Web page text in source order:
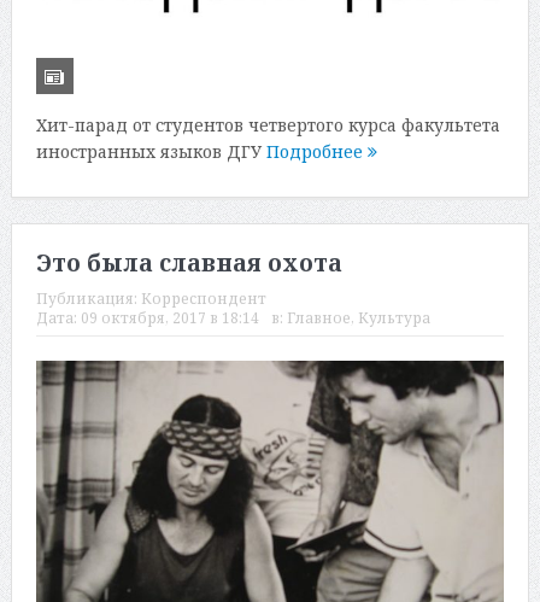
Хит-парад от студентов четвертого курса факультета
иностранных языков ДГУ Подробнее
Это была славная охота
Публикация: Корреспондент
Дата: 09 октября, 2017 в 18:14 в: Главное, Культура